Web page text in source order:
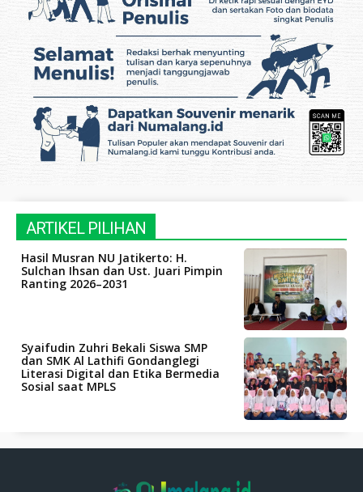
ARTIKEL PILIHAN
Hasil Musran NU Jatikerto: H.
Sulchan Ihsan dan Ust. Juari Pimpin
Ranting 2026–2031
Syaifudin Zuhri Bekali Siswa SMP
dan SMK Al Lathifi Gondanglegi
Literasi Digital dan Etika Bermedia
Sosial saat MPLS